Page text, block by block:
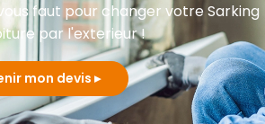
faut pour changer votre Sarking
par l'exterieur !
mon devis